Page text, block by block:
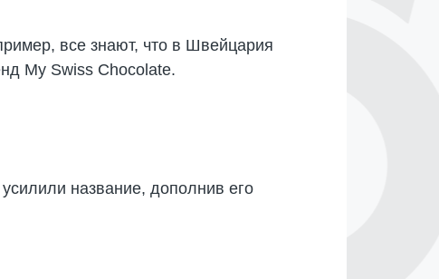
все знают, что в Швейцария
My Swiss Chocolate.
название, дополнив его